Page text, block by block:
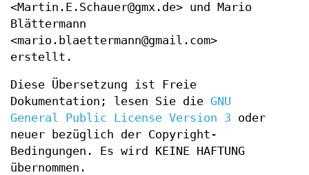
<Martin.E.Schauer@gmx.de> und Mario
Blättermann
<mario.blaettermann@gmail.com>
erstellt.
Diese Übersetzung ist Freie
Dokumentation; lesen Sie die GNU
General Public License Version 3 oder
neuer bezüglich der Copyright-
Bedingungen. Es wird KEINE HAFTUNG
übernommen.